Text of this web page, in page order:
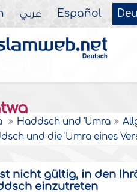
عربي Español
Haddsch und 'Umra
und die 'Umra eines
nicht gültig, in den
einzutreten